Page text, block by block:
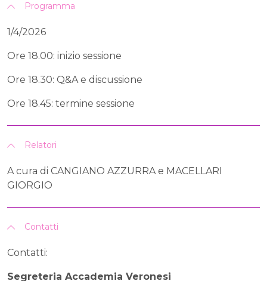
Programma
1/4/2026
Ore 18.00: inizio sessione
Ore 18.30: Q&A e discussione
Ore 18.45: termine sessione
Relatori
A cura di CANGIANO AZZURRA e MACELLARI
GIORGIO
Contatti
Contatti:
Segreteria Accademia Veronesi